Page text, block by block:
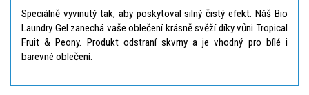
Speciálně vyvinutý tak, aby poskytoval silný čistý efekt. Náš Bio
Laundry Gel zanechá vaše oblečení krásně svěží díky vůni Tropical
Fruit & Peony. Produkt odstraní skvrny a je vhodný pro bílé i
barevné oblečení.